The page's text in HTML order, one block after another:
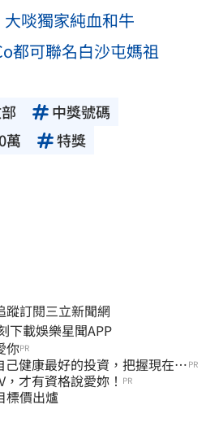
啖獨家純血和牛
都可聯名白沙屯媽祖
中獎號碼
萬 特獎
訂閱三立新聞網
握明星動態 即刻下載娛樂星聞APP
你PR
己健康最好的投資，把握現在不 PR
才有資格說愛妳！ PR
價出爐